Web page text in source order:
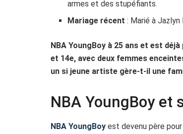
armes et des stupéfiants.
Mariage récent : Marié à
NBA YoungBoy à 25 ans et est
et 14e, avec deux femmes
un si jeune artiste gère-t-il une
NBA YoungBoy et
NBA YoungBoy est devenu père